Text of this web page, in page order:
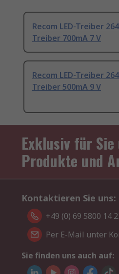
Recom LED-Treiber
Treiber 700mA 7 V
Recom LED-Treiber
Treiber 500mA 9 V
Exklusiv für
Produkte und
Kontaktieren Sie uns:
+49 (0) 69 5800 14
Per E-Mail unter
Sie finden uns auch auf: